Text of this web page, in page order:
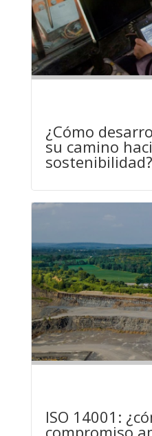
¿Cómo
su camino
sostenibilidad?
ISO 14001: